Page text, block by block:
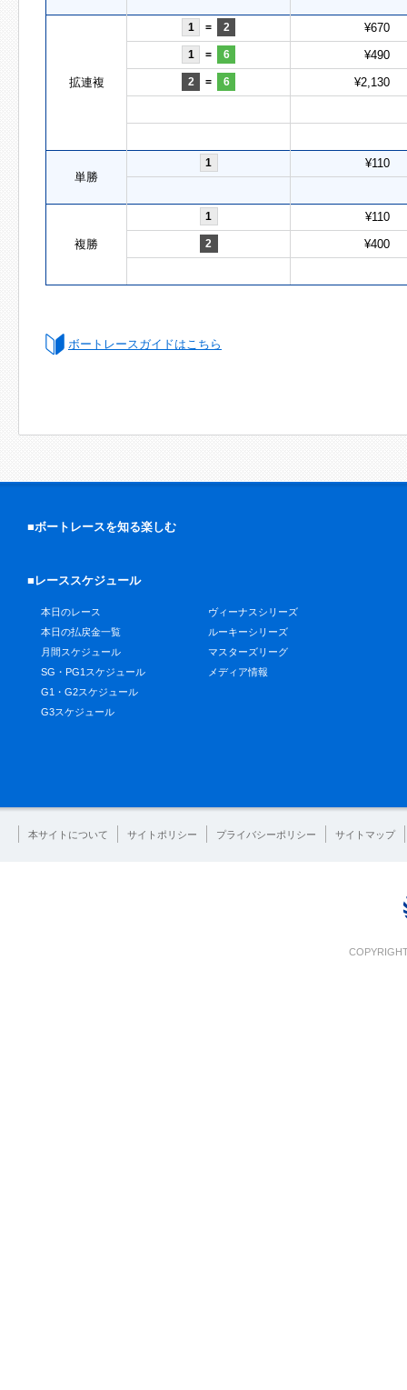
拡連複
1 = 2 ¥670
1 = 6 ¥490
2 = 6 ¥2,130
単勝
1 ¥110
複勝
1 ¥110
2 ¥400
ボートレースガイドはこちら
■ボートレースを知る楽しむ
■レーススケジュール
本日のレース
本日の払戻金一覧
月間スケジュール
SG・PG1スケジュール
G1・G2スケジュール
G3スケジュール
ヴィーナスシリーズ
ルーキーシリーズ
マスターズリーグ
メディア情報
本サイトについて サイトポリシー プライバシーポリシー サイトマップ